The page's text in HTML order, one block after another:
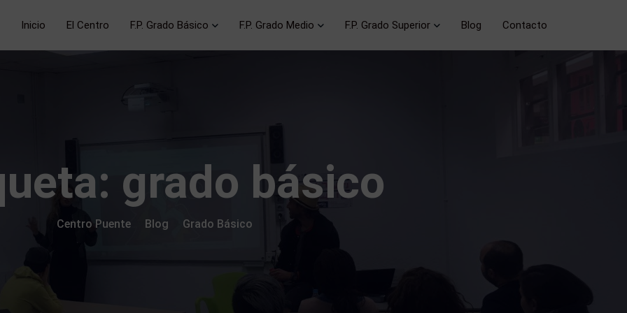
Inicio El Centro F.P. Grado Básico F.P. Grado Medio F.P. Grado Superior Blog Contacto
grado básico
Centro Puente Blog Grado Básico